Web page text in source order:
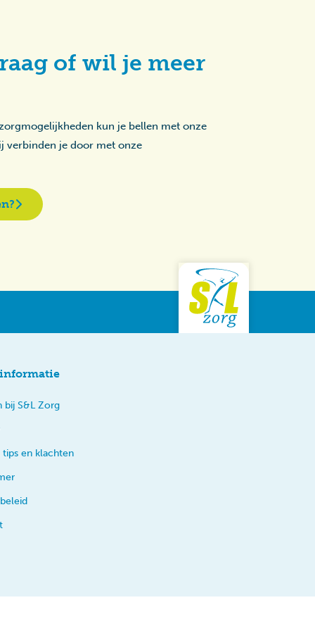
of wil je meer
kun je bellen met onze
verbinden je door met onze
bij S&L Zorg
tips en klachten